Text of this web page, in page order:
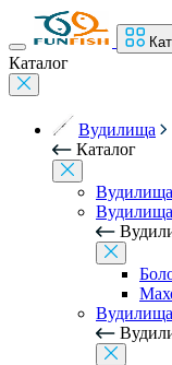
Каталог
Вудилища
Каталог
Вудилища
Вудилища
Вудилища